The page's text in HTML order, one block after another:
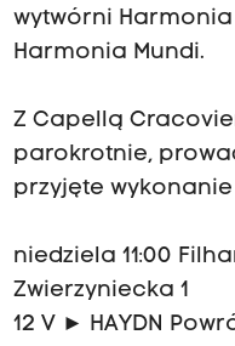
wytwórni
Harmonia Mundi.
Z Capellą
parokrotnie,
przyjęte
niedziela 11:00
Zwierzyniecka 1
12 V ► HAYDN